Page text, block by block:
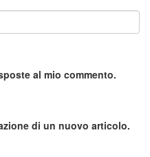
al mio commento.
di un nuovo articolo.